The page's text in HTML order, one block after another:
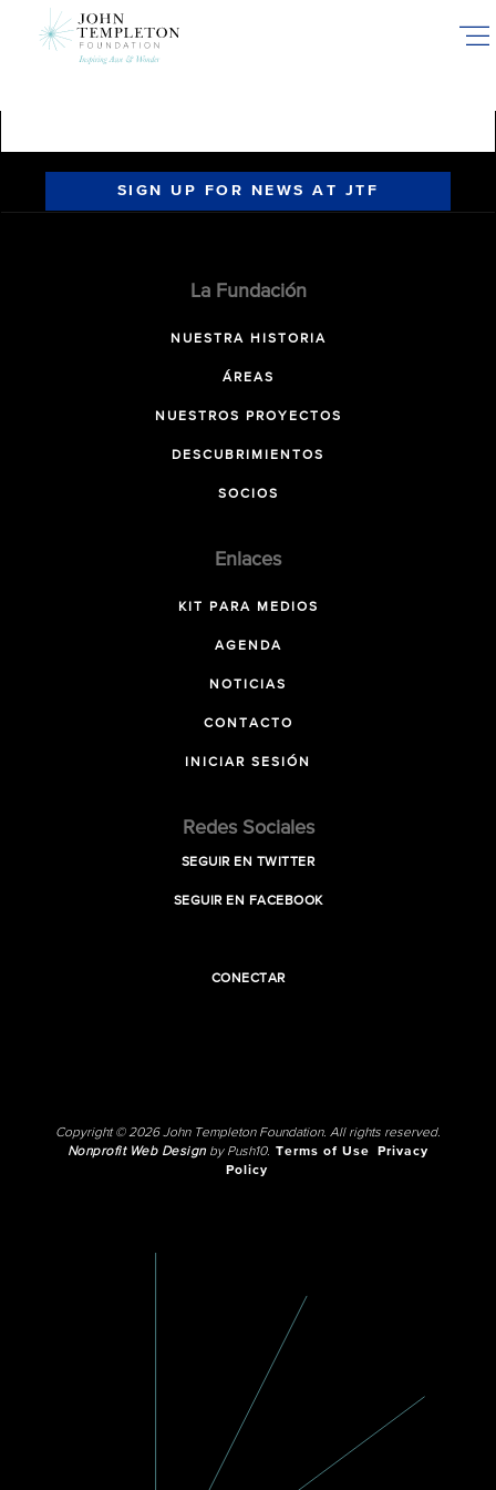
SIGN UP FOR NEWS AT JTF
La Fundación
NUESTRA HISTORIA
ÁREAS
NUESTROS PROYECTOS
DESCUBRIMIENTOS
SOCIOS
Enlaces
KIT PARA MEDIOS
AGENDA
NOTICIAS
CONTACTO
INICIAR SESIÓN
Redes Sociales
SEGUIR EN TWITTER
SEGUIR EN FACEBOOK
CONECTAR
Copyright © 2026 John Templeton Foundation. All rights reserved.
Nonprofit Web Designby Push10. Terms of Use
Privacy
Policy